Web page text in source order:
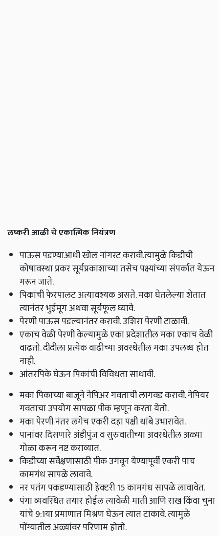
लष्करी आळी चे एकात्मिक नियंत्रण
पाऊस पडण्याआधी खोल नांगरट करावी.त्यामुळे किडीची
कोषावस्था प्रकर सूर्यप्रकाशाच्या तसेच पक्ष्यांच्या संपर्कात येऊन
मरून जाते.
पिकांची फेरपालट अत्यावश्यक असते. मका घेतलेल्या शेतात
त्यानंतर भुईमूग अथवा सूर्यफूल घ्यावे.
पेरणी पाऊस पडल्यानंतर करावी. उशिरा पेरणी टाळावी.
एकाच वेळी पेरणी केल्यामुळे एका प्रदेशातील मका एकाच वेळी
वाढतो. दीदीला प्रत्येक वाढीच्या अवस्थेतील मका उपलब्ध होत
नाही.
आंतरपिके घेऊन पिकांची विविधता साधावी.
मका पिकाच्या बाजूने नेपिअर गवताची लागवड करावी. नेपियर
गवताचा उपयोग सापळा पीक म्हणून करता येतो.
मका पेरणी नंतर लगेच एकरी दहा पक्षी थांबे उभारावेत.
पानांवर दिसणारे अंडीपुंज व सुरुवातीच्या अवस्थेतील अळ्या
गोळा करून नष्ट कराव्यात.
किडीच्या सर्वेक्षणासाठी पीक उगवून येण्यापूर्वी एकरी पाच
कामगंध सापळे लावावे.
नर पतंग पकडण्यासाठी हेक्‍टरी 15 कामगंध सापळे लावावेत.
पंगा व्यवस्थित तयार होईल त्यावेळी माती आणि राख किंवा चुना
यांचे 9:1या प्रमाणात मिश्रण घेऊन त्यात टाकावे. त्यामुळे
पोंग्यातील अळ्यांवर परिणाम होतो.